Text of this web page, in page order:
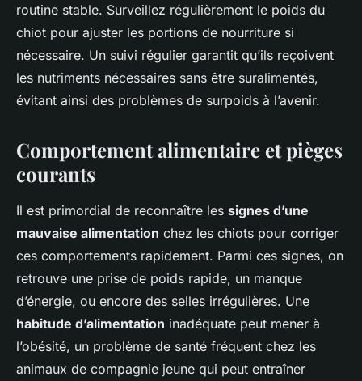
routine stable. Surveillez régulièrement le poids du
chiot pour ajuster les portions de nourriture si
nécessaire. Un suivi régulier garantit qu’ils reçoivent
les nutriments nécessaires sans être suralimentés,
évitant ainsi des problèmes de surpoids à l’avenir.
Comportement alimentaire et pièges
courants
Il est primordial de reconnaître les signes d’une
mauvaise alimentation chez les chiots pour corriger
ces comportements rapidement. Parmi ces signes, on
retrouve une prise de poids rapide, un manque
d’énergie, ou encore des selles irrégulières. Une
habitude d’alimentation inadéquate peut mener à
l’obésité, un problème de santé fréquent chez les
animaux de compagnie jeune qui peut entraîner